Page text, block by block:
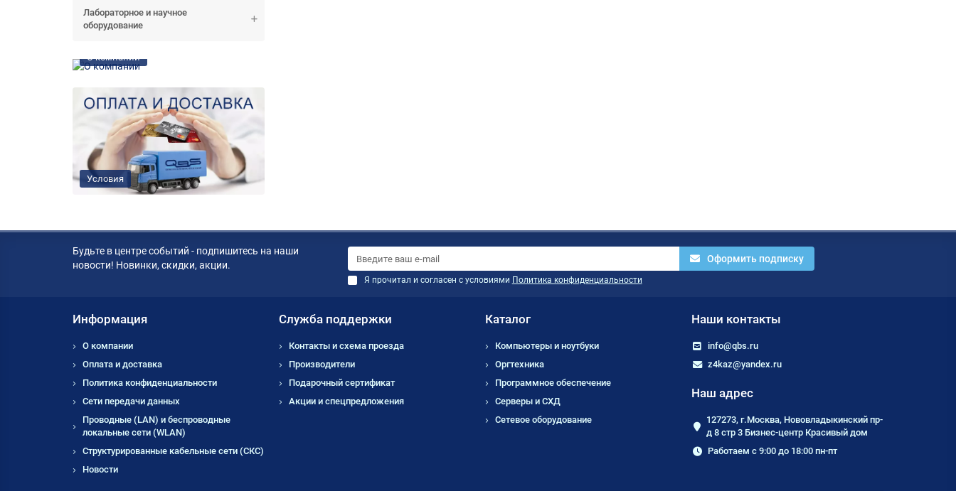
Лабораторное и научное
оборудование
О компании
Условия
Будьте в центре событий - подпишитесь на наши
новости! Новинки, скидки, акции.
Оформить подписку
Я прочитал и согласен с условиями Политика конфиденциальности
Информация
О компании
Оплата и доставка
Политика конфиденциальности
Сети передачи данных
Проводные (LAN) и беспроводные
локальные сети (WLAN)
Структурированные кабельные сети (СКС)
Новости
Служба поддержки
Контакты и схема проезда
Производители
Подарочный сертификат
Акции и спецпредложения
Каталог
Компьютеры и ноутбуки
Оргтехника
Программное обеспечение
Серверы и СХД
Сетевое оборудование
Наши контакты
info@qbs.ru
z4kaz@yandex.ru
Наш адрес
127273, г.Москва, Нововладыкинский пр-
д 8 стр 3 Бизнес-центр Красивый дом
Работаем с 9:00 до 18:00 пн-пт